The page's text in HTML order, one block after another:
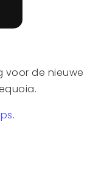
voor de nieuwe
.